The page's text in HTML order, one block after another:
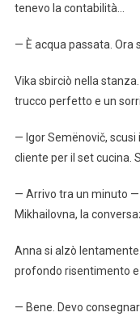
tenevo la contabilità…
— È acqua passata. Ora
Vika sbirciò nella
trucco perfetto e un
— Igor Semënovič, scusi
cliente per il set cucina.
— Arrivo tra un minuto
Mikhailovna, la
Anna si alzò
profondo risentimento e
— Bene. Devo